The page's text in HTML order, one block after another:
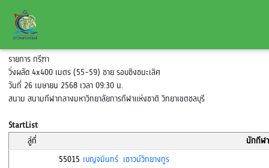
รายการ กรีฑา
วิ่งผลัด 4x400 เมตร (55-59) ชาย รอบชิงชนะเลิศ
วันที่ 26 เมษายน 2568 เวลา 09:30 น.
สนาม สนามกีฬากลางมหาวิทยาลัยการกีฬาแห่งชาติ วิทยาเขตชลบุรี
StartList
ลู่ที่
นักกีฬา
55015 เบญจมินทร์ เชาวน์วิทยางกูร